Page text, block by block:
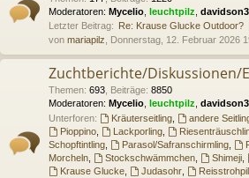
Moderatoren: Mycelio leuchtpilz
Letzter Beitrag: Re: Krause Glucke Outdoor?
von mariapilz , Donnerstag, 12. Februar 2026
Zuchtberichte/Diskussionen/
Themen: 693 Beiträge: 8850
Moderatoren: Mycelio leuchtpilz
Unterforen:
Kräuterseitling, andere
Pioppino, Lackporling,
Schopftintling
Parasol/Safranschirmling,
Morcheln
Stockschwämmchen, Shimeji,
Krause Glucke, Judasohr,